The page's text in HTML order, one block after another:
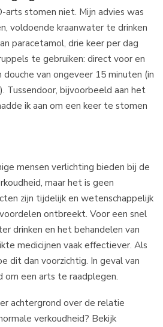
arts stomen niet. Mijn advies was
voldoende kraanwater te drinken
paracetamol, drie keer per dag
te gebruiken: direct voor en
douche van ongeveer 15 minuten (in
Tussendoor, bijvoorbeeld aan het
ik aan om een keer te stomen
mensen verlichting bieden bij de
maar het is geen
zijn tijdelijk en wetenschappelijk
ontbreekt. Voor een snel
drinken en het behandelen van
medicijnen vaak effectiever. Als
dit dan voorzichtig. In geval van
een arts te raadplegen.
achtergrond over de relatie
verkoudheid? Bekijk